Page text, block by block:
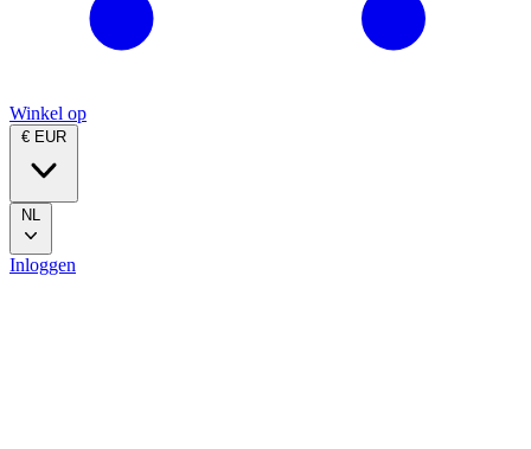
Winkel op
€ EUR
NL
Inloggen